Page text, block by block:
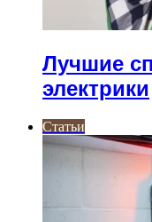
Лучшие
электрики
Статьи